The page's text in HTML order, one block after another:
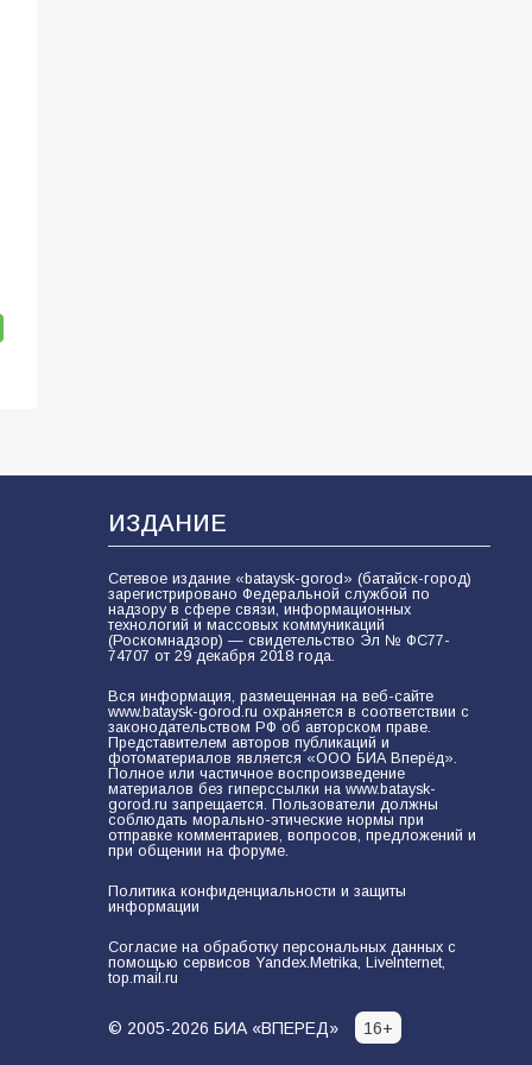
ИЗДАНИЕ
Сетевое издание «bataysk-gorod» (батайск-город)
зарегистрировано Федеральной службой по
надзору в сфере связи, информационных
технологий и массовых коммуникаций
(Роскомнадзор) — свидетельство Эл № ФС77-
74707 от 29 декабря 2018 года.
Вся информация, размещенная на веб-сайте
www.bataysk-gorod.ru охраняется в соответствии с
законодательством РФ об авторском праве.
Представителем авторов публикаций и
фотоматериалов является «ООО БИА Вперёд».
Полное или частичное воспроизведение
материалов без гиперссылки на www.bataysk-
gorod.ru запрещается. Пользователи должны
соблюдать морально-этические нормы при
отправке комментариев, вопросов, предложений и
при общении на форуме.
Политика конфиденциальности и защиты
информации
Согласие на обработку персональных данных с
помощью сервисов Yandex.Metrika, LiveInternet,
top.mail.ru
© 2005-2026 БИА «ВПЕРЕД» 16+